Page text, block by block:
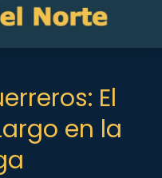
El
en la